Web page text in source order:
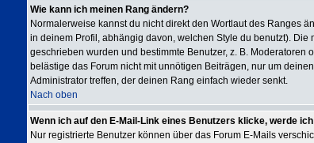
Wie kann ich meinen Rang ändern?
Normalerweise kannst du nicht direkt den Wortlaut des Ranges
in deinem Profil, abhängig davon, welchen Style du benutzt).
geschrieben wurden und bestimmte Benutzer, z. B.
belästige das Forum nicht mit unnötigen Beiträgen, nur um
Administrator treffen, der deinen Rang einfach wieder senkt.
Nach oben
Wenn ich auf den E-Mail-Link eines Benutzers klicke, werde
Nur registrierte Benutzer können über das Forum E-Mails